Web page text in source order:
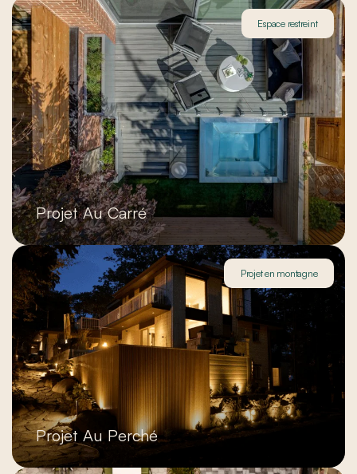
Projet Au Carré
Espace restreint
Projet Au Perché
Projet en montagne